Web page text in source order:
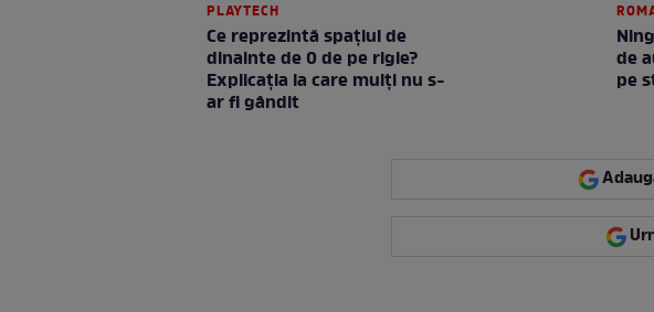
PLAYTECH
Ce reprezintă spaţiul de
dinainte de 0 de pe rigle?
Explicaţia la care mulţi nu s-
ar fi gândit
de
pe